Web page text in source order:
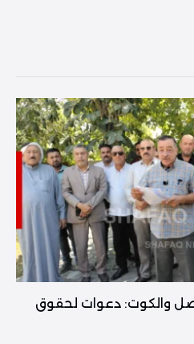
والكوت: دعوات لحقوق